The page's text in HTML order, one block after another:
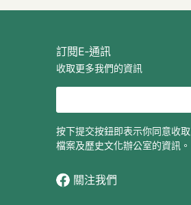
訂閱E‐通訊
收取更多我們的資訊
按下提交按鈕即表示你同意收
檔案及歷史文化辦公室的資訊。
關注我們